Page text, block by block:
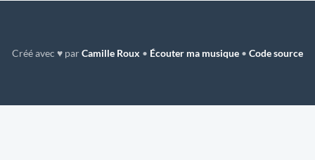
Créé avec ♥ parCamille Roux • Écouter ma musique • Code source